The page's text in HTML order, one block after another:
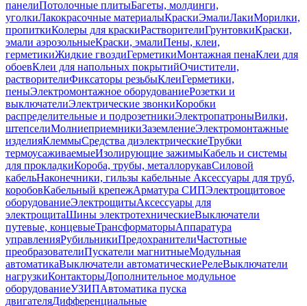
панелиПотолочные плитыБагеты, молдинги,
уголкиЛакокрасочные материалыКраскиЭмалиЛакиМорилки,
пропиткиКолеры для краскиРастворителиГрунтовкиКраски,
эмали аэрозольныеКраски, эмалиПены, клеи,
герметикиЖидкие гвоздиГерметикиМонтажная пенаКлеи для
обоевКлеи для напольных покрытийОчистители,
растворителиФиксаторы резьбыКлеиГерметики,
пеныЭлектромонтажное оборудованиеРозетки и
выключателиЭлектрические звонкиКоробки
распределительные и подрозетникиЭлектропатроныВилки,
штепселиМолниеприемникиЗаземлениеЭлектромонтажные
изделияКлеммыСредства диэлектрическиеТрубки
термоусаживаемыеИзолирующие зажимыКабель и системы
для прокладкиКороба, трубы, металлорукавСиловой
кабельНаконечники, гильзы кабельные Аксессуары для труб,
коробовКабельный крепежАрматура СИПЭлектрощитовое
оборудованиеЭлектрощитыАксессуары для
электрощитаШины электротехническиеВыключатели
путевые, концевыеТрансформаторыАппаратура
управленияРубильникиПредохранителиЧастотные
преобразователиПускатели магнитныеМодульная
автоматикаВыключатели автоматическиеРелеВыключатели
нагрузкиКонтакторыДополнительное модульное
оборудованиеУЗИПАвтоматика пуска
двигателяДифференциальные